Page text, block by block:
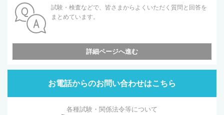
試験・検査などで、皆さまからよくいただく質問と回答を
まとめています。
詳細ページへ進む
お電話からのお問い合わせはこちら
各種試験・関係法令等について